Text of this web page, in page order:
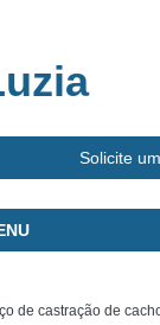
Popular
de
de
de
Solicite
de castração de